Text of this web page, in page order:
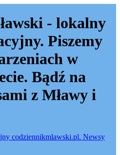
- lokalny
Piszemy
w
Bądź na
z Mławy i